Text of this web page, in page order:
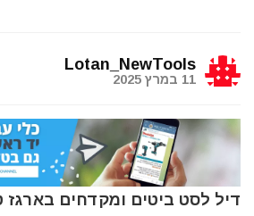
Lotan_NewTools
11 במרץ 2025
דיל לסט ביטים ומקדחים בארגז